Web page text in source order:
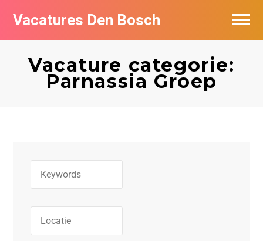
Vacatures Den Bosch
Vacature categorie:
Parnassia Groep
Vacatures per bedrijf in Den Bosch
De populairste vacatures in Den Bosch